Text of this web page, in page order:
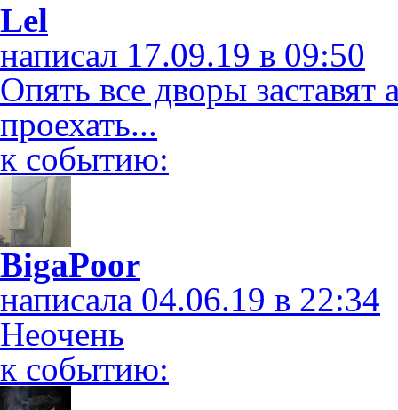
Lel
написал 17.09.19 в 09:50
Опять все дворы
проехать...
к событию:
BigaPoor
написала 04.06.19 в 22:34
Неочень
к событию: